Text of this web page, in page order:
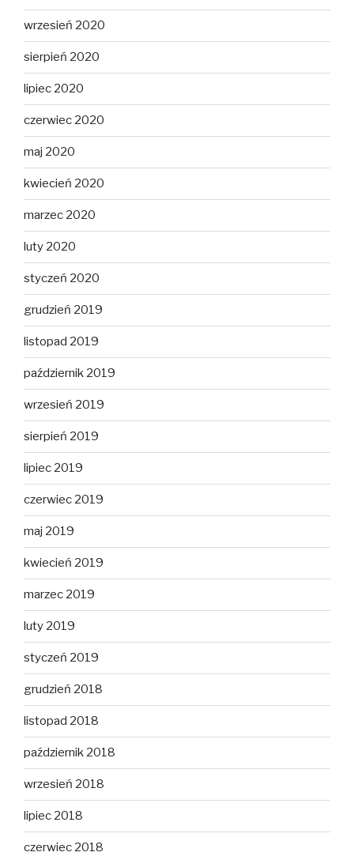
wrzesień 2020
sierpień 2020
lipiec 2020
czerwiec 2020
maj 2020
kwiecień 2020
marzec 2020
luty 2020
styczeń 2020
grudzień 2019
listopad 2019
październik 2019
wrzesień 2019
sierpień 2019
lipiec 2019
czerwiec 2019
maj 2019
kwiecień 2019
marzec 2019
luty 2019
styczeń 2019
grudzień 2018
listopad 2018
październik 2018
wrzesień 2018
lipiec 2018
czerwiec 2018